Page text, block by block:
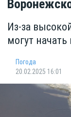
Из-за
могут
Погода
20.02.2025 16:01